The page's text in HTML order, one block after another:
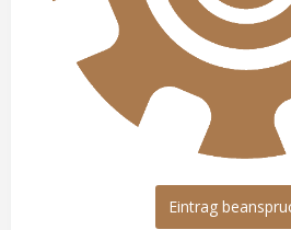
Eintrag